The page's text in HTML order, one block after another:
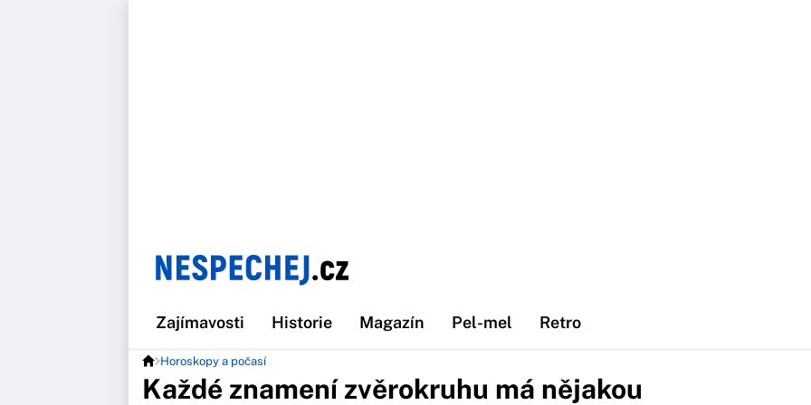
Zajímavosti Historie Magazín Pel-mel Retro
Horoskopy a počasí
Každé znamení zvěrokruhu má nějakou